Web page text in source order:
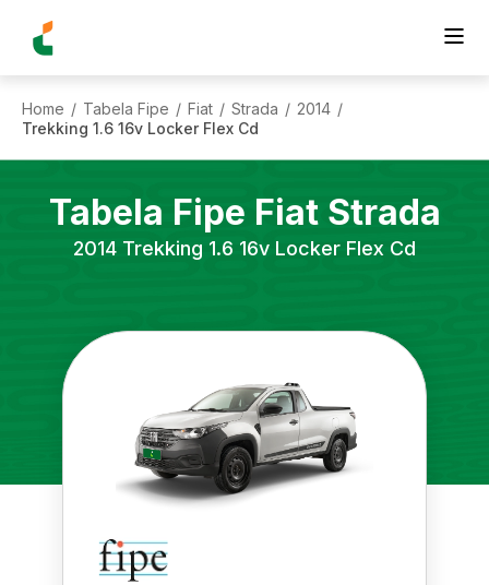
Home / Tabela Fipe / Fiat / Strada / 2014 /
Trekking 1.6 16v Locker Flex Cd
Tabela Fipe Fiat Strada
2014 Trekking 1.6 16v Locker Flex Cd